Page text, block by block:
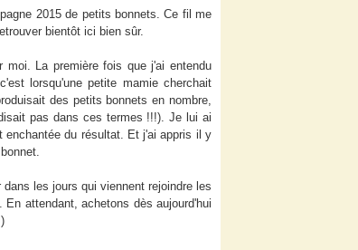
2015 de petits bonnets. Ce fil me
bientôt ici bien sûr.
moi. La première fois que j'ai entendu
lorsqu'une petite mamie cherchait
des petits bonnets en nombre,
pas dans ces termes !!!). Je lui ai
du résultat. Et j'ai appris il y
dans les jours qui viennent rejoindre les
attendant, achetons dès aujourd'hui